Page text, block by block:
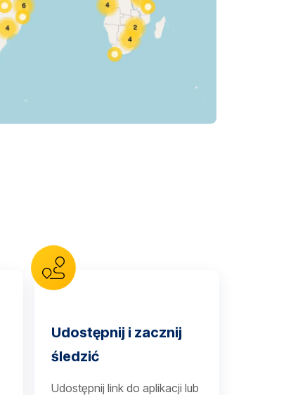
Udostępnij i zacznij
śledzić
Udostępnij link do aplikacji lub